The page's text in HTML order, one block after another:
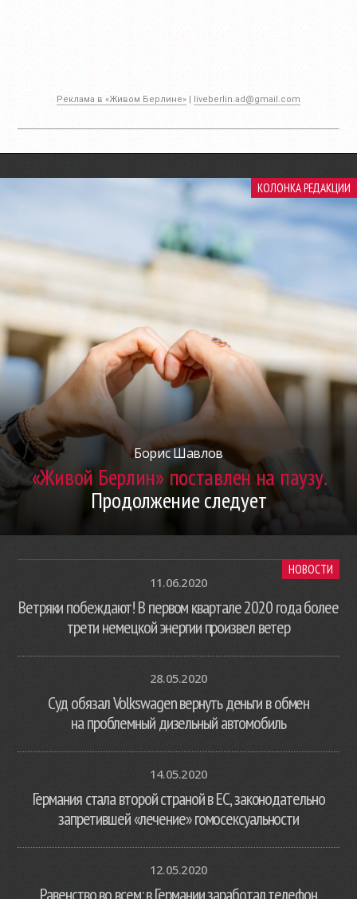
Реклама в «Живом Берлине» | liveberlin.ad@gmail.com
КОЛОНКА РЕДАКЦИИ
Борис Шавлов
«Живой Берлин» поставлен на паузу.
Продолжение следует
НОВОСТИ
11.06.2020
Ветряки побеждают! В первом квартале 2020 года более
трети немецкой энергии произвел ветер
28.05.2020
Суд обязал Volkswagen вернуть деньги в обмен
на проблемный дизельный автомобиль
14.05.2020
Германия стала второй страной в ЕС, законодательно
запретившей «лечение» гомосексуальности
12.05.2020
Равенство во всем: в Германии заработал телефон